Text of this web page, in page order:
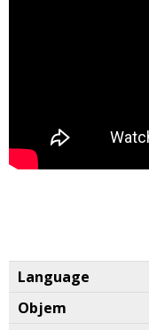
Language
Objem